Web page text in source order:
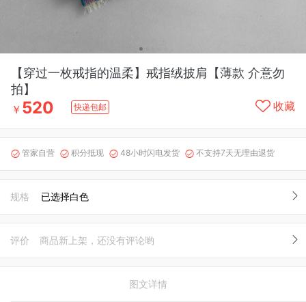
【穿过一枚戒指的温柔】戒指绒披肩【薄款 介意勿
拍】
￥ 520 快递包邮 收藏
 管家自营  积分抵现  48小时闪电发货  不支持7天无理由退货
规格 已选择白色
评价 商品新上架，还没有评论哟
图文详情